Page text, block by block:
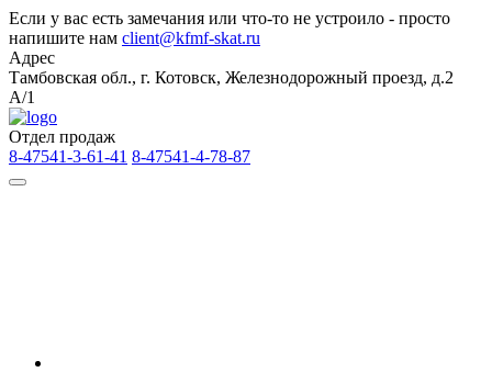
Если у вас есть замечания или что-то не устроило - просто
напишите нам client@kfmf-skat.ru
Адрес
Тамбовская обл., г. Котовск, Железнодорожный проезд, д.2
А/1
Отдел продаж
8-47541-3-61-41 8-47541-4-78-87